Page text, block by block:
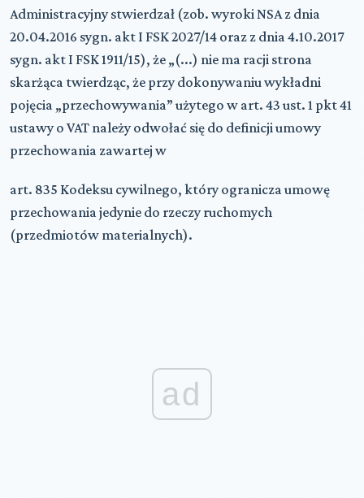
Administracyjny stwierdzał (zob. wyroki NSA z dnia
20.04.2016 sygn. akt I FSK 2027/14 oraz z dnia 4.10.2017
sygn. akt I FSK 1911/15), że „(...) nie ma racji strona
skarżąca twierdząc, że przy dokonywaniu wykładni
pojęcia „przechowywania” użytego w art. 43 ust. 1 pkt 41
ustawy o VAT należy odwołać się do definicji umowy
przechowania zawartej w
art. 835 Kodeksu cywilnego, który ogranicza umowę
przechowania jedynie do rzeczy ruchomych
(przedmiotów materialnych).
ad